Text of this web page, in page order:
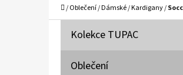
Domů
/Oblečení/Dámské/Kardigany/
Přeskočit
K Kolekce TUPAC
Oblečení